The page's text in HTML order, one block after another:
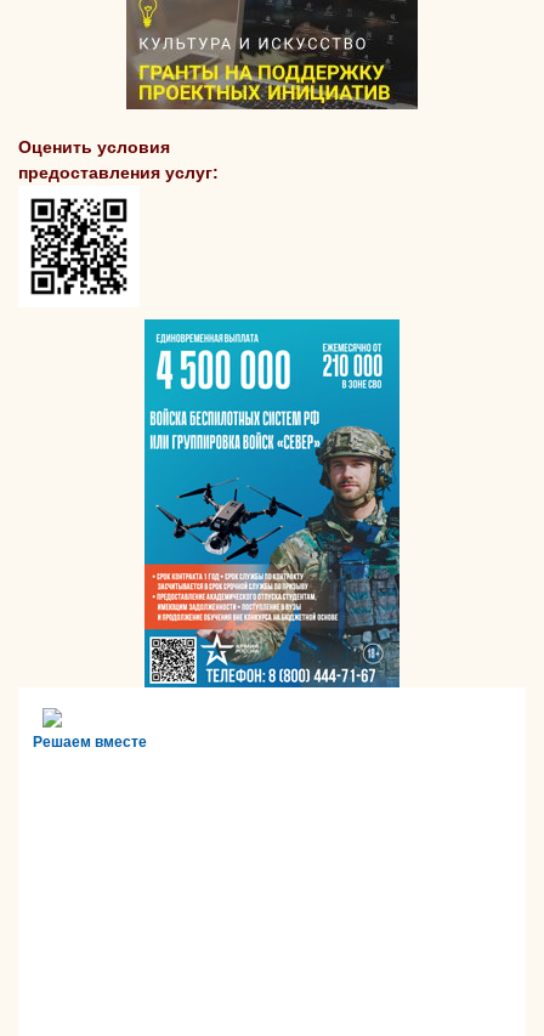
Оценить условия
предоставления услуг:
Решаем вместе